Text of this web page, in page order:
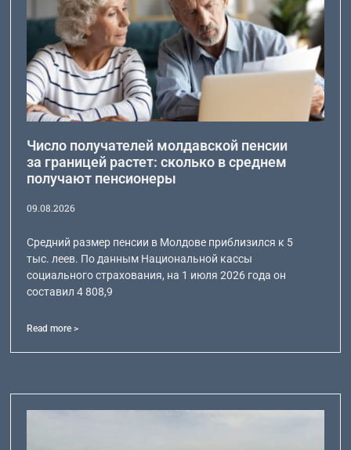
Число получателей молдавской пенсии
за границей растет: сколько в среднем
получают пенсионеры
09.08.2026
Средний размер пенсии в Молдове приблизился к 5
тыс. леев. По данным Национальной кассы
социального страхования, на 1 июля 2026 года он
составил 4 808,9
Read more >